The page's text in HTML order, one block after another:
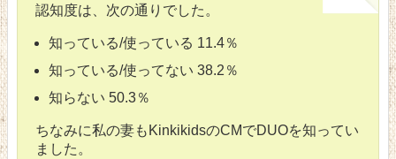
認知度は、次の通りでした。
知っている/使っている 11.4％
知っている/使ってない 38.2％
知らない 50.3％
ちなみに私の妻もKinkikidsのCMでDUOを知ってい
ました。